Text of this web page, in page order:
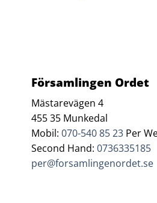
Församlingen Ordet
Mästarevägen 4
455 35 Munkedal
Mobil:070-540 85 23 Per
Second Hand:0736335185
per@forsamlingenordet.se